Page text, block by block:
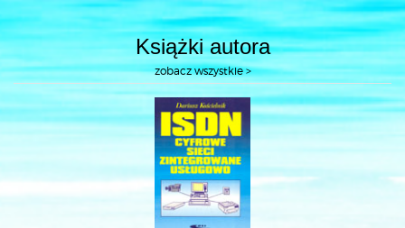
Książki autora
zobacz wszystkie >